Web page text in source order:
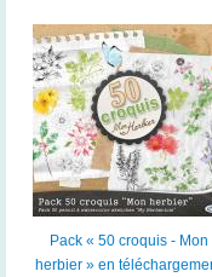
Pack « 50 croquis - Mon
herbier » en